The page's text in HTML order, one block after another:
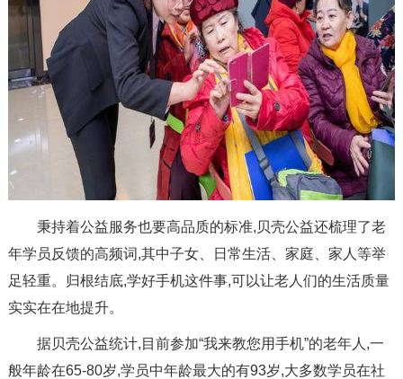
秉持着公益服务也要高品质的标准,贝壳公益还梳理了老
年学员反馈的高频词,其中子女、日常生活、家庭、家人等举
足轻重。归根结底,学好手机这件事,可以让老人们的生活质量
实实在在地提升。
据贝壳公益统计,目前参加“我来教您用手机”的老年人,一
般年龄在65-80岁,学员中年龄最大的有93岁,大多数学员在社